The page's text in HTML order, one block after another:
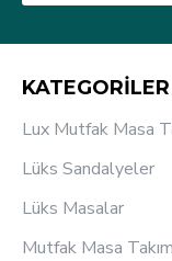
KATEGORİLER
Lux Mutfak Masa
Lüks Sandalyeler
Lüks Masalar
Mutfak Masa